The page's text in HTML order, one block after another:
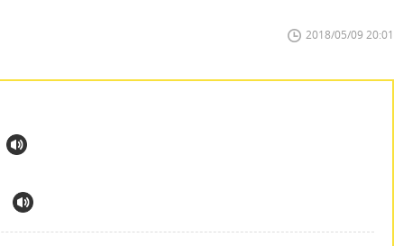
2018/05/09 20:01